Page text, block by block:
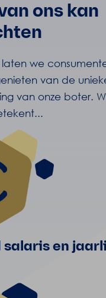
ons kan
laten we
van de
van onze boter.
salaris en